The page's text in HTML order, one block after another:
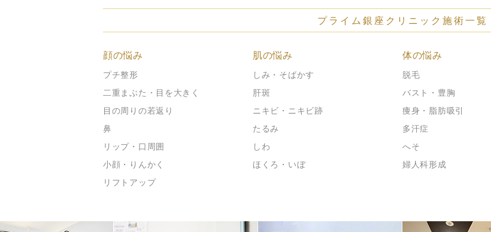
プライム銀座クリニック施術一覧
顔の悩み
プチ整形
二重まぶた・目を大きく
目の周りの若返り
鼻
リップ・口周囲
小顔・りんかく
リフトアップ
肌の悩み
しみ・そばかす
肝斑
ニキビ・ニキビ跡
たるみ
しわ
ほくろ・いぼ
体の悩み
脱毛
バスト・豊胸
痩身・脂肪吸引
多汗症
へそ
婦人科形成